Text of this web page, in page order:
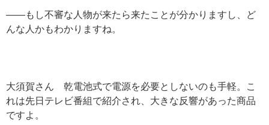
——もし不審な人物が来たら来たことが分かりますし、ど
んな人かもわかりますね。
大須賀さん 乾電池式で電源を必要としないのも手軽。こ
れは先日テレビ番組で紹介され、大きな反響があった商品
ですよ。